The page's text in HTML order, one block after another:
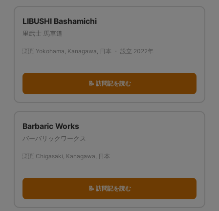
LIBUSHI Bashamichi
里武士 馬車道
🇯🇵 Yokohama, Kanagawa, 日本 ・ 設立 2022年
📝 訪問記を読む
Barbaric Works
バーバリックワークス
🇯🇵 Chigasaki, Kanagawa, 日本
📝 訪問記を読む